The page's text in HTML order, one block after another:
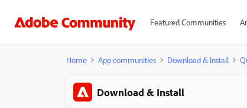
Featured Communities
Home App communities Download & Install
Download & Install